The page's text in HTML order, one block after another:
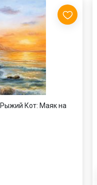
Кот: Маяк на